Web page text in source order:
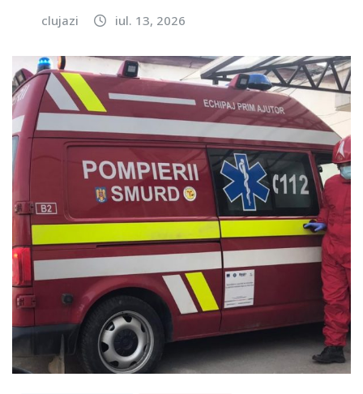
clujazi iul. 13, 2026